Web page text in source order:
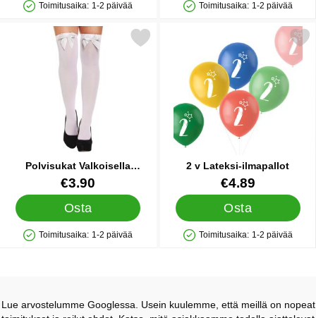
Saatavuus: Varastossa
Toimitusaika: 1-2 päivää
Saatavuus: Varastossa
Toimitusaika: 1-2 päivää
Polvisukat Valkoisella
Rusetilla
Tuote.nro 38638
€3.90
Osta
Saatavuus: Varastossa
Toimitusaika: 1-2 päivää
Merkitse polvisukat Valkoisella Rusetilla suosikiksi
2 v Lateksi-ilmapallot
Tuote.nro 31525
€4.89
Osta
Saatavuus: Varastossa
Toimitusaika: 1-2 päivää
Merkitse 2 v Lateksi-
Lue arvostelumme Googlessa. Usein kuulemme, että meillä on nopeat